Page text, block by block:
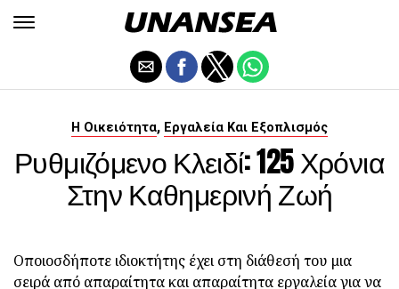
Η Οικειότητα, Εργαλεία Και Εξοπλισμός
Ρυθμιζόμενο Κλειδί: 125 Χρόνια
Στην Καθημερινή Ζωή
Οποιοσδήποτε ιδιοκτήτης έχει στη διάθεσή του μια
σειρά από απαραίτητα και απαραίτητα εργαλεία για να